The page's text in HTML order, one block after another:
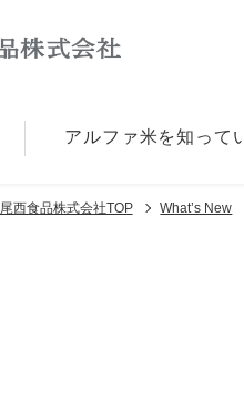
アルファ⽶を知って
尾西食品株式会社TOP What’s New